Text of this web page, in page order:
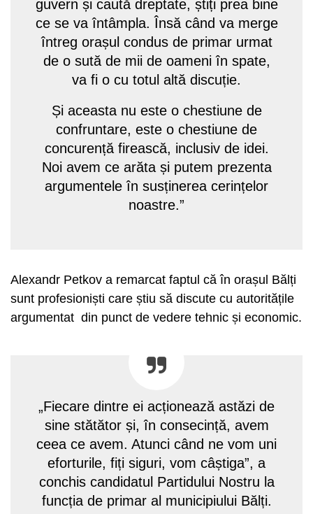
guvern și caută dreptate, știți prea bine
ce se va întâmpla. Însă când va merge
întreg orașul condus de primar urmat
de o sută de mii de oameni în spate,
va fi o cu totul altă discuție.
Și aceasta nu este o chestiune de
confruntare, este o chestiune de
concurență firească, inclusiv de idei.
Noi avem ce arăta și putem prezenta
argumentele în susținerea cerințelor
noastre.”
Alexandr Petkov a remarcat faptul că în orașul Bălți
sunt profesioniști care știu să discute cu autoritățile
argumentat din punct de vedere tehnic și economic.
„Fiecare dintre ei acționează astăzi de
sine stătător și, în consecință, avem
ceea ce avem. Atunci când ne vom uni
eforturile, fiți siguri, vom câștiga”, a
conchis candidatul Partidului Nostru la
funcția de primar al municipiului Bălți.